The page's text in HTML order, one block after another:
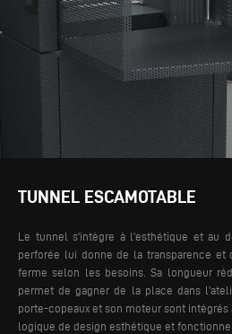
TUNNEL ESCAMOTABLE
Le tunnel s'intègre à l'esthétique et au
perforée lui donne de la transparence
ferme selon les besoins. Sa longueur
permet de gagner de la place dans
porte-copeaux et son moteur sont intégrés
logique de design esthétique et fonctionnel.